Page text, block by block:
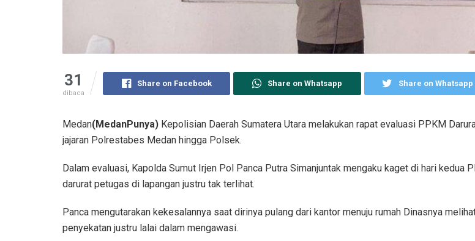
31
dibaca
Share on Facebook Share on Whatsapp Share on Whatsapp
Medan(MedanPunya) Kepolisian Daerah Sumatera Utara melakukan rapat evaluasi PPKM
jajaran Polrestabes Medan hingga Polsek.
Dalam evaluasi, Kapolda Sumut Irjen Pol Panca Putra Simanjuntak mengaku kaget di hari kedua
darurat petugas di lapangan justru tak terlihat.
Panca mengutarakan kekesalannya saat dirinya pulang dari kantor menuju rumah Dinasnya
penyekatan justru lalai dalam mengawasi.